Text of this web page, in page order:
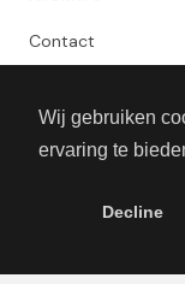
Wij gebruiken
ervaring te
Decline
Contact
Algemene
Adverteren